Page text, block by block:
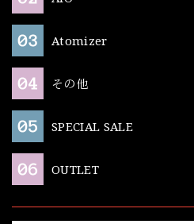
Atomizer
その他
SPECIAL SALE
OUTLET